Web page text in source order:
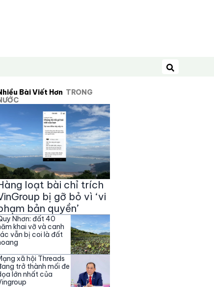
Tìm kiếm
Bài Viết Hơn TRONG
loạt bài chỉ trích
bị gỡ bỏ vì ‘vi
bản quyền’
Nhơn: đất 40
khai vỡ và canh
vẫn bị coi là đất
xã hội Threads
trở thành mối đe
lớn nhất của